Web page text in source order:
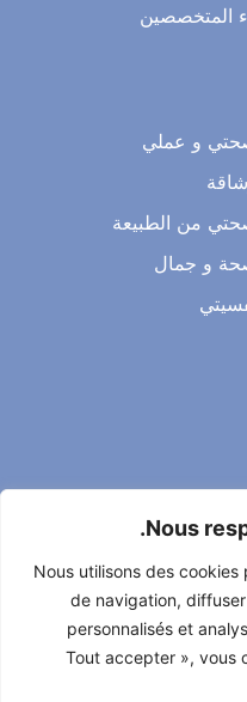
Nous
Nous utilisons des
de navigation,
personnalisés et
Tout accepter », vous
المتخصصين
و عملي
من الطبيعة
و جمال